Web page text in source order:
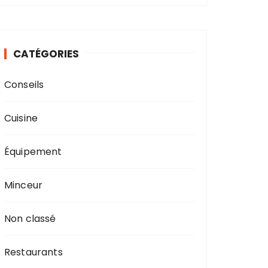
CATÉGORIES
Conseils
Cuisine
Équipement
Minceur
Non classé
Restaurants